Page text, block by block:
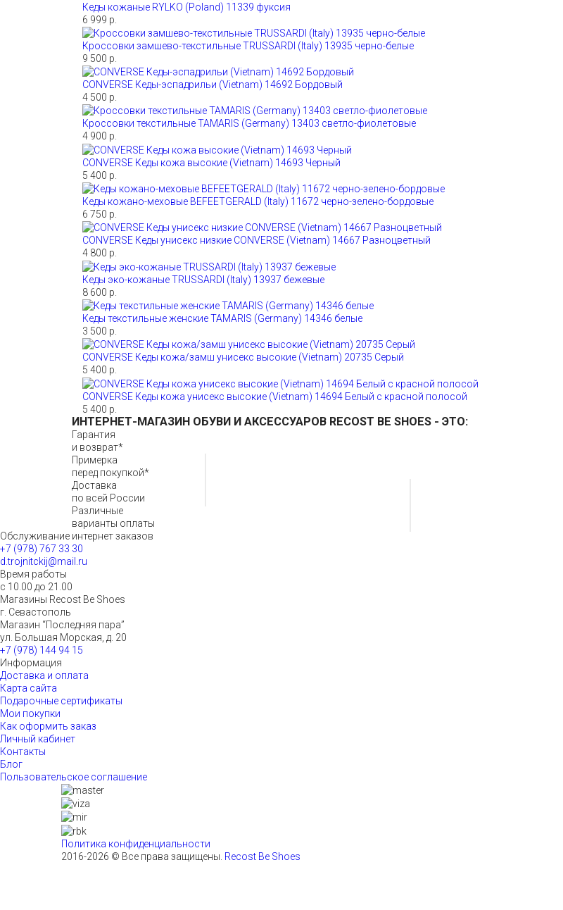
Кеды кожаные RYLKO (Poland) 11339 фуксия
6 999 р.
Кроссовки замшево-текстильные TRUSSARDI (Italy) 13935 черно-белые
9 500 р.
CONVERSE Кеды-эспадрильи (Vietnam) 14692 Бордовый
4 500 р.
Кроссовки текстильные TAMARIS (Germany) 13403 светло-фиолетовые
4 900 р.
CONVERSE Кеды кожа высокие (Vietnam) 14693 Черный
5 400 р.
Кеды кожано-меховые BEFEETGERALD (Italy) 11672 черно-зелено-бордовые
6 750 р.
CONVERSE Кеды унисекс низкие CONVERSE (Vietnam) 14667 Разноцветный
4 800 р.
Кеды эко-кожаные TRUSSARDI (Italy) 13937 бежевые
8 600 р.
Кеды текстильные женские TAMARIS (Germany) 14346 белые
3 500 р.
CONVERSE Кеды кожа/замш унисекс высокие (Vietnam) 20735 Серый
5 400 р.
CONVERSE Кеды кожа унисекс высокие (Vietnam) 14694 Белый с красной полосой
5 400 р.
ИНТЕРНЕТ-МАГАЗИН ОБУВИ И АКСЕССУАРОВ RECOST BE SHOES - ЭТО:
Гарантия
и возврат*
Примерка
перед покупкой*
Доставка
по всей России
Различные
варианты оплаты
Обслуживание интернет заказов
+7 (978) 767 33 30
d.trojnitckij@mail.ru
Время работы
с 10.00 до 21.00
Магазины Recost Be Shoes
г. Севастополь
Магазин “Последняя пара”
ул. Большая Морская, д. 20
+7 (978) 144 94 15
Информация
Доставка и оплата
Карта сайта
Подарочные сертификаты
Мои покупки
Как оформить заказ
Личный кабинет
Контакты
Блог
Пользовательское соглашение
Политика конфиденциальности
2016-2026 © Все права защищены. Recost Be Shoes